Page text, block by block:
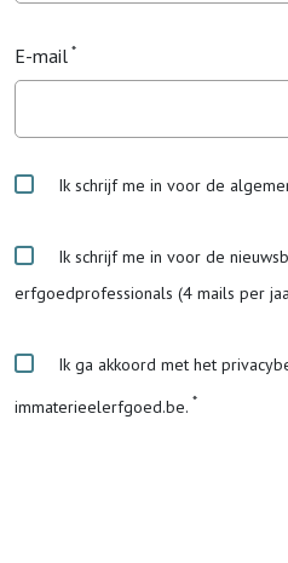
E-mail
Ik schrijf me in voor de
Ik schrijf me in voor de
erfgoedprofessionals (4 mails per
Ik ga akkoord met het
immaterieelerfgoed.be.